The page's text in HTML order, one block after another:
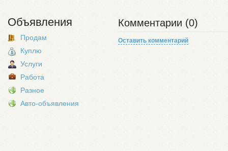
Объявления
Продам
Куплю
Услуги
Работа
Разное
Авто-объявления
Комментарии (0)
Оставить комментарий